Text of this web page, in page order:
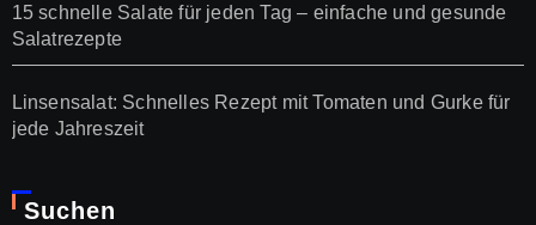
15 schnelle Salate für jeden Tag – einfache und gesunde
Salatrezepte
Linsensalat: Schnelles Rezept mit Tomaten und Gurke für
jede Jahreszeit
Suchen